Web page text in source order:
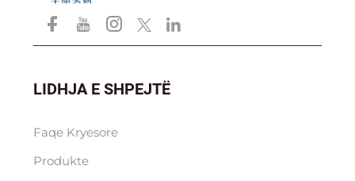
LIDHJA E SHPEJTË
Faqe Kryesore
Produkte